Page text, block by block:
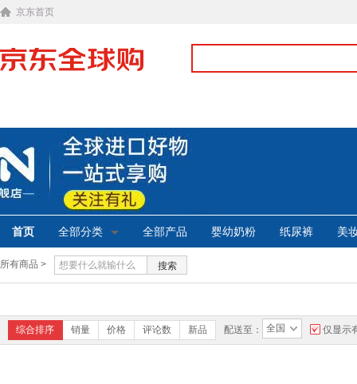
京东首页
首页 全部分类 全部产品 婴幼奶粉 纸尿裤 美
所有商品 > 搜索
综合排序 销量 价格 评论数 新品 配送至： 全国 仅显示